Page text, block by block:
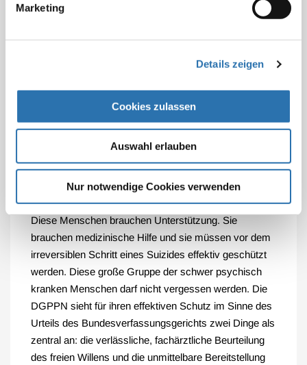
Marketing
Details zeigen
Cookies zulassen
Auswahl erlauben
Nur notwendige Cookies verwenden
Deutschen Gesellschaft für Psychiatrie und
Nervenheilkunde:„Im Jahr 2021 starben über 9.000
Auf jeden Suizid kommen 10 bis 20 Suizidversuche.
Sehr häufig sind suizidale Menschen aufgrund einer
schweren psychischen Erkrankung nicht in der Lage,
diese Entscheidung frei und selbstbestimmt zu treffen.
Diese Menschen brauchen Unterstützung. Sie
brauchen medizinische Hilfe und sie müssen vor dem
irreversiblen Schritt eines Suizides effektiv geschützt
werden. Diese große Gruppe der schwer psychisch
kranken Menschen darf nicht vergessen werden. Die
DGPPN sieht für ihren effektiven Schutz im Sinne des
Urteils des Bundesverfassungsgerichts zwei Dinge als
zentral an: die verlässliche, fachärztliche Beurteilung
des freien Willens und die unmittelbare Bereitstellung